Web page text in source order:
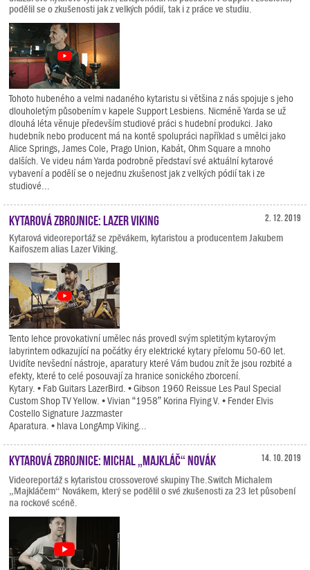
podělil se o zkušenosti jak z velkých pódií, tak i z práce ve studiu.
Tohoto hubeného a velmi nadaného kytaristu si většina z nás spojuje s jeho
dlouholetým působením v kapele Support Lesbiens. Nicméně Yarda se už
dlouhá léta věnuje především studiové práci s hudební produkci. Jako
hudebník nebo producent má na kontě spolupráci například s umělci jako
Alice Springs, James Cole, Prago Union, Kabát, Ohm Square a mnoho
dalších. Ve videu nám Yarda podrobně představí své aktuální kytarové
vybavení a podělí se o nejednu zkušenost jak z velkých pódií tak i ze
studiové...
2. 12. 2019
Kytarová zbrojnice: Lazer Viking
Kytarová videoreportáž se zpěvákem, kytaristou a producentem Jakubem
Kaifoszem alias Lazer Viking.
Tento lehce provokativní umělec nás provedl svým spletitým kytarovým
labyrintem odkazující na počátky éry elektrické kytary přelomu 50-60 let.
Uvidíte nevšední nástroje, aparatury které Vám budou znít že jsou rozbité a
efekty, které to celé posouvají za hranice sonického zborcení.
Kytary. • Fab Guitars LazerBird. • Gibson 1960 Reissue Les Paul Special
Custom Shop TV Yellow. • Vivian “1958” Korina Flying V. • Fender Elvis
Costello Signature Jazzmaster
Aparatura. • hlava LongAmp Viking...
14. 10. 2019
Kytarová zbrojnice: Michal „Majkláč“ Novák
Videoreportáž s kytaristou crossoverové skupiny The.Switch Michalem
„Majkláčem“ Novákem, který se podělil o své zkušenosti za 23 let působení
na rockové scéně.